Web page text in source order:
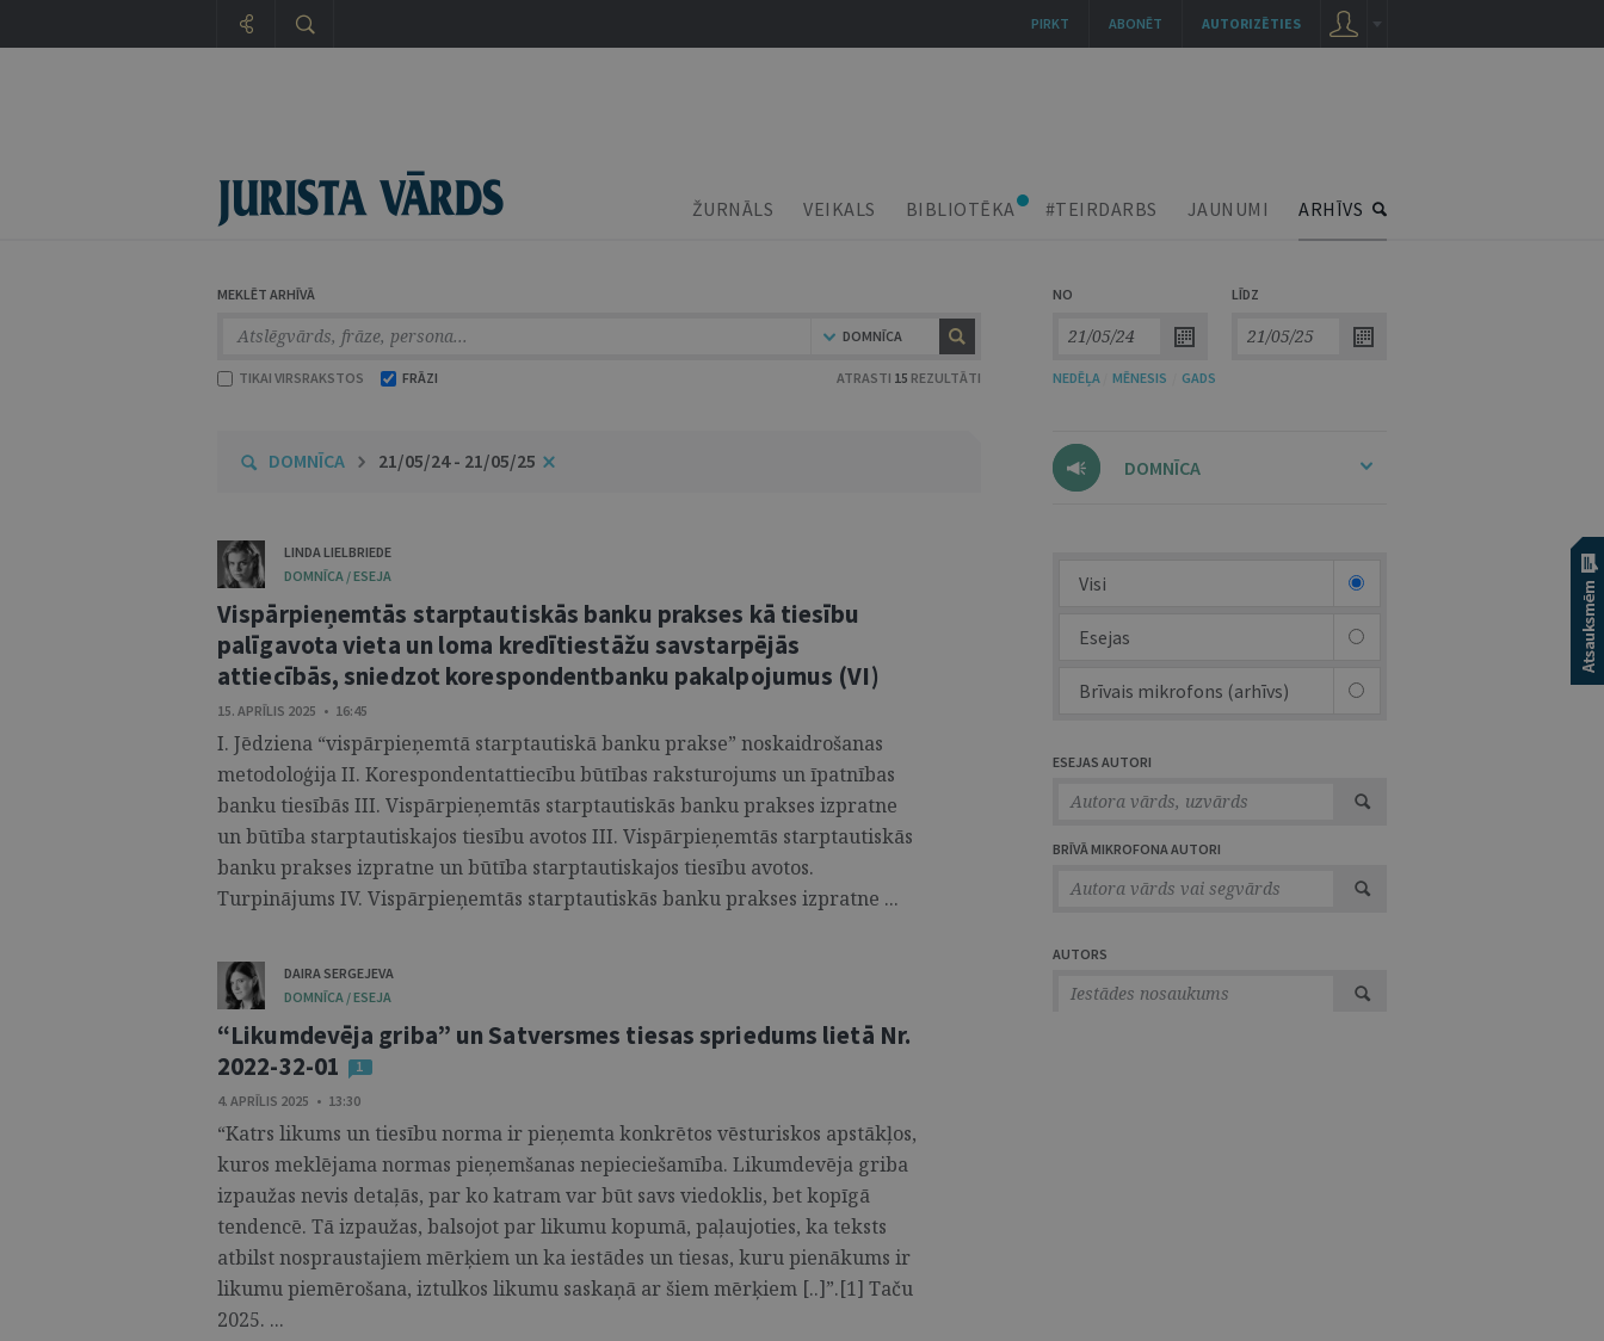
ŽURNĀLS VEIKALS BIBLIOTĒKA #TEIRDARBS JAUNUMI ARHĪVS
MEKLĒT ARHĪVĀ
DOMNĪCA
TIKAI VIRSRAKSTOS FRĀZI ATRASTI 15 REZULTĀTI
NO LĪDZ
NEDĒĻA MĒNESIS GADS
DOMNĪCA 21/05/24 - 21/05/25
LINDA LIELBRIEDE
DOMNĪCA / ESEJA
Vispārpieņemtās starptautiskās banku prakses kā tiesību
palīgavota vieta un loma kredītiestāžu savstarpējās
attiecībās, sniedzot korespondentbanku pakalpojumus (VI)
15. APRĪLIS 2025 • 16:45
I. Jēdziena “vispārpieņemtā starptautiskā banku prakse” noskaidrošanas
metodoloģija II. Korespondentattiecību būtības raksturojums un īpatnības
banku tiesībās III. Vispārpieņemtās starptautiskās banku prakses izpratne
un būtība starptautiskajos tiesību avotos III. Vispārpieņemtās starptautiskās
banku prakses izpratne un būtība starptautiskajos tiesību avotos.
Turpinājums IV. Vispārpieņemtās starptautiskās banku prakses izpratne ...
DAIRA SERGEJEVA
DOMNĪCA / ESEJA
“Likumdevēja griba” un Satversmes tiesas spriedums lietā Nr.
2022-32-01
1
4. APRĪLIS 2025 • 13:30
“Katrs likums un tiesību norma ir pieņemta konkrētos vēsturiskos apstākļos,
kuros meklējama normas pieņemšanas nepieciešamība. Likumdevēja griba
izpaužas nevis detaļās, par ko katram var būt savs viedoklis, bet kopīgā
tendencē. Tā izpaužas, balsojot par likumu kopumā, paļaujoties, ka teksts
atbilst nospraustajiem mērķiem un ka iestādes un tiesas, kuru pienākums ir
likumu piemērošana, iztulkos likumu saskaņā ar šiem mērķiem [..]”.[1] Taču
2025. ...
DOMNĪCA
Visi
Esejas
Brīvais mikrofons (arhīvs)
ESEJAS AUTORI
BRĪVĀ MIKROFONA AUTORI
AUTORS
AUTORIZĒTIES
ABONĒT
PIRKT